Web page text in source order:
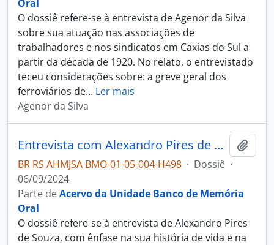
Oral
O dossiê refere-se à entrevista de Agenor da Silva
sobre sua atuação nas associações de
trabalhadores e nos sindicatos em Caxias do Sul a
partir da década de 1920. No relato, o entrevistado
teceu considerações sobre: a greve geral dos
ferroviários de… Ler mais
Agenor da Silva
Entrevista com Alexandro Pires de Souza
BR RS AHMJSA BMO-01-05-004-H498 · Dossiê ·
06/09/2024
Parte deAcervo da Unidade Banco de Memória
Oral
O dossiê refere-se à entrevista de Alexandro Pires
de Souza, com ênfase na sua história de vida e na